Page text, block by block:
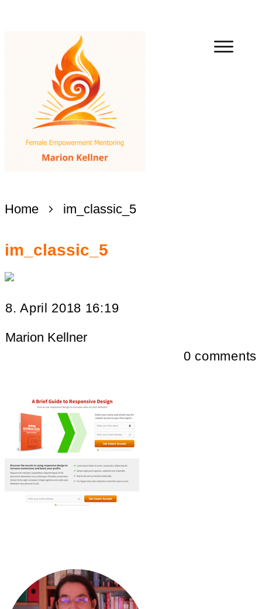
Home im_classic_5
im_classic_5
8. April 2018 16:19
Marion Kellner
0 comments